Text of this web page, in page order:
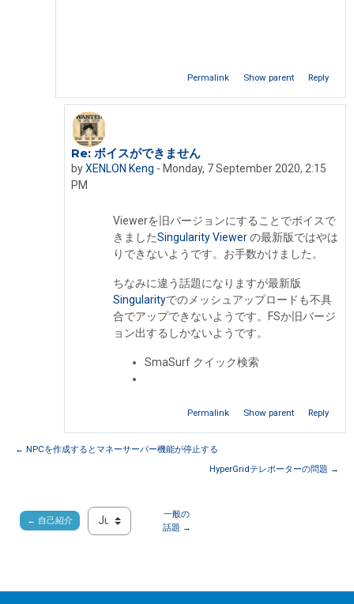
Permalink Show parent Reply
In reply to Iseki Fumikazu
Re: ボイスができません
byXENLON Keng - Monday, 7 September 2020, 2:15
PM
Viewerを旧バージョンにすることでボイスで
きましたSingularity Viewerの最新版ではやは
りできないようです。お手数かけました。
ちなみに違う話題になりますが最新版
Singularityでのメッシュアップロードも不具
合でアップできないようです。FSか旧バージ
ョン出するしかないようです。
SmaSurf クイック検索
Permalink Show parent Reply
← NPCを作成するとマネーサーバー機能が停止する
HyperGridテレポーターの問題 →
← 自己紹介
Jump to...
一般の
話題 →